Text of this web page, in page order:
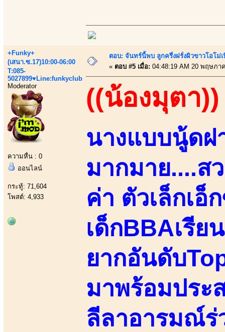
+Funky+
(เสนา.ซ.17)10:00-06:00
T:085-
5027899♥Line:funkyclub
Moderator
ความหื่น : 0
ออนไลน์
กระทู้: 71,604
โพสต์: 4,933
ตอบ: จันทร์นี้พบ ลูกครึ่งฝรั่งผิวขาวโอโม่
« ตอบ #5 เมื่อ: 04:48:19 AM 20 พฤษภา
((น้องมุตา))
นางแบบนู้ดฝ
มากมาย....ส
ค่า ตัวเล็กเอ็
เด็กBBAเรี
ยากอันดับ
มาพร้อมประ
ลีลาอารมณ์ร่